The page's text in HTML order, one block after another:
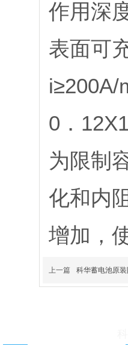
作用深
表面可
i≥200A/
0．
为限制
化和内
增加，
上一篇 科华蓄电池原